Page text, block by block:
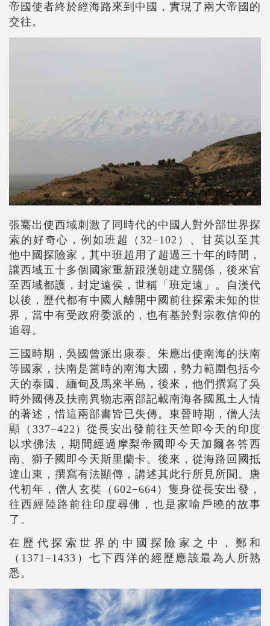
帝國使者終於經海路來到中國，實現了兩大帝國的
交往。
張騫出使西域刺激了同時代的中國人對外部世界探
索的好奇心，例如班超（32−102 ）、甘英以至其
他中國探險家，其中班超用了超過三十年的時間，
讓西域五十多個國家重新跟漢朝建立關係，後來官
至西域都護，封定遠侯，世稱「班定遠」。自漢代
以後，歷代都有中國人離開中國前往探索未知的世
界，當中有受政府委派的，也有基於對宗教信仰的
追尋。
三國時期，吳國曾派出康泰、朱應出使南海的扶南
等國家，扶南是當時的南海大國，勢力範圍包括今
天的泰國、緬甸及馬來半島，後來，他們撰寫了吳
時外國傳及扶南異物志兩部記載南海各國風土人情
的著述，惜這兩部書皆已失傳。東晉時期，僧人法
顯（337−422 ）從長安出發前往天竺即今天的印度
以求佛法，期間經過摩梨帝國即今天加爾各答西
南、獅子國即今天斯里蘭卡。後來，從海路回國抵
達山東，撰寫有法顯傳，講述其此行所見所聞。唐
代初年，僧人玄奘（602−664 ）隻身從長安出發，
往西經陸路前往印度尋佛，也是家喻戶曉的故事
了。
在歷代探索世界的中國探險家之中，鄭和
（1371 −1433 ）七下西洋的經歷應該最為人所熟
悉。